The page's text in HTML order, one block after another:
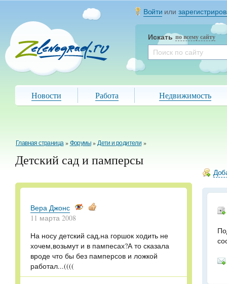
Войти или
Искать по всему сайту
Новости Работа Недвижимость
Главная страница »Форумы» Дети и родители »
Детский сад и памперсы
Вера Джонс
11 марта 2008
На носу детский сад,на горшок ходить не
хочем,возьмут и в пампесах?А то сказала
вроде что бы без памперсов и ложкой
работал...((((